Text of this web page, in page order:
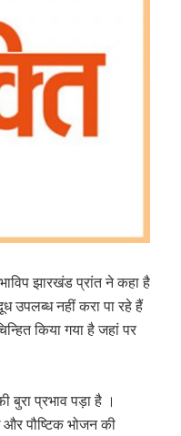
झारखंड प्रांत ने कहा है
उपलब्ध नहीं करा पा रहे हैं
किया गया है जहां पर
बुरा प्रभाव पड़ा है ।
पौष्टिक भोजन की